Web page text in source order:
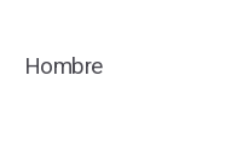
Hombre